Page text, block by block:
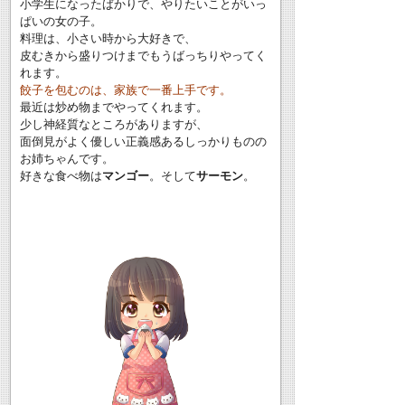
小学生になったばかりで、やりたいことがいっ
ぱいの女の子。
料理は、小さい時から大好きで、
皮むきから盛りつけまでもうばっちりやってく
れます。
餃子を包むのは、家族で一番上手です。
最近は炒め物までやってくれます。
少し神経質なところがありますが、
面倒見がよく優しい正義感あるしっかりものの
お姉ちゃんです。
好きな食べ物はマンゴー。そしてサーモン。